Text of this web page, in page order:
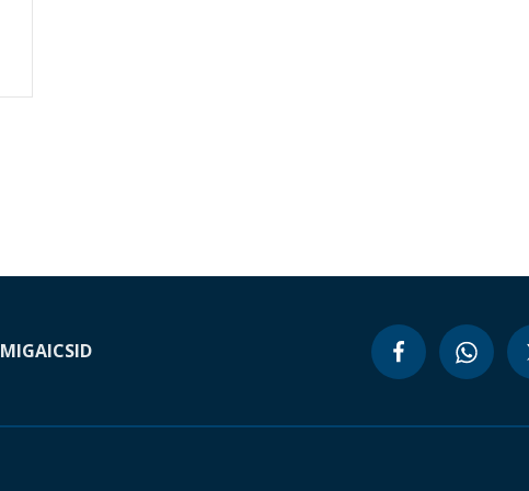
MIGAICSID